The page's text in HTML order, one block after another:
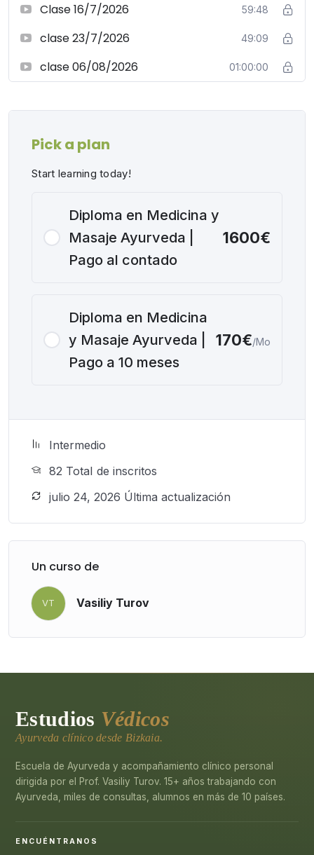
Clase 16/7/2026 59:48
clase 23/7/2026 49:09
clase 06/08/2026 01:00:00
Pick a plan
Start learning today!
Diploma en Medicina y
Masaje Ayurveda |
Pago al contado
1600€
Diploma en Medicina
y Masaje Ayurveda |
Pago a 10 meses
170€/Mo
Intermedio
82 TotaI de inscritos
julio 24, 2026 Última actualización
Un curso de
VT Vasiliy Turov
Estudios Védicos
Ayurveda clínico desde Bizkaia.
Escuela de Ayurveda y acompañamiento clínico personal
dirigida por el Prof. Vasiliy Turov. 15+ años trabajando con
Ayurveda, miles de consultas, alumnos en más de 10 países.
ENCUÉNTRANOS